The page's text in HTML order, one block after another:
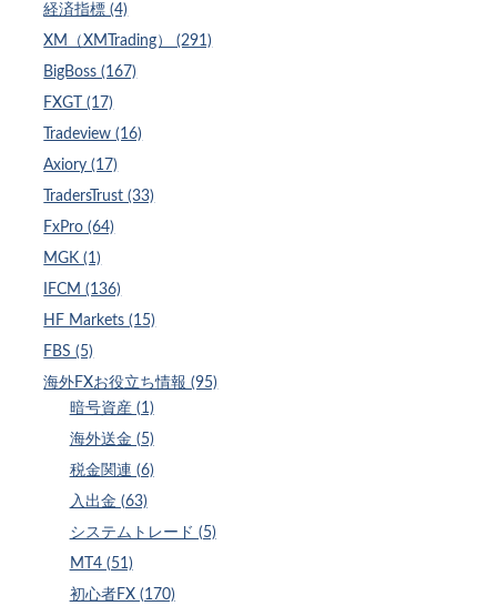
経済指標 (4)
XM（XMTrading） (291)
BigBoss (167)
FXGT (17)
Tradeview (16)
Axiory (17)
TradersTrust (33)
FxPro (64)
MGK (1)
IFCM (136)
HF Markets (15)
FBS (5)
海外FXお役立ち情報 (95)
暗号資産 (1)
海外送金 (5)
税金関連 (6)
入出金 (63)
システムトレード (5)
MT4 (51)
初心者FX (170)